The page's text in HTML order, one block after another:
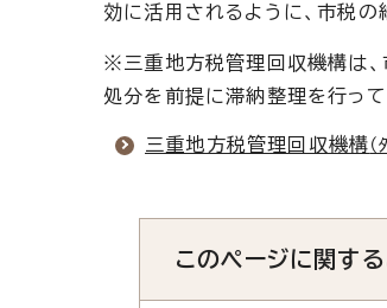
効に活用されるように、市税
※三重地方税管理回収機構は、
処分を前提に滞納整理を行って
三重地方税管理回収機構
このページに関する